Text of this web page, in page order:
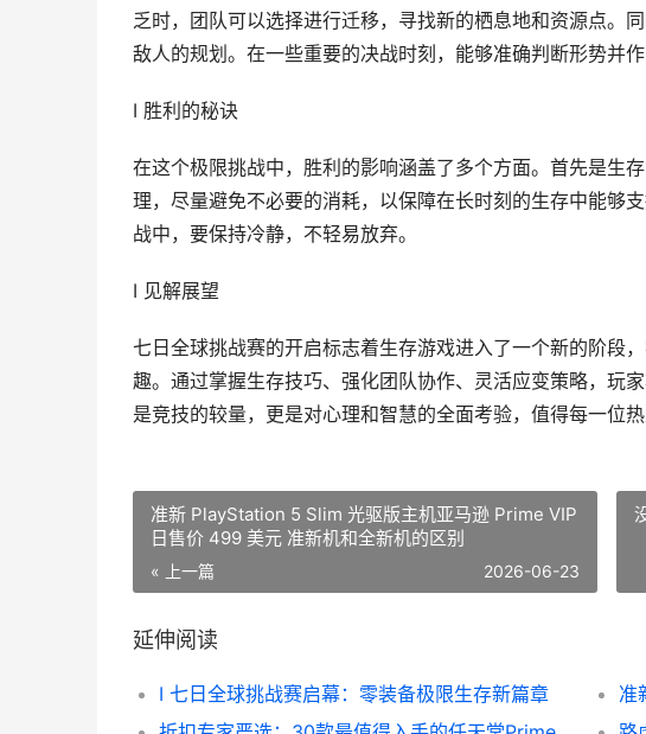
乏时，团队可以选择进行迁移，寻找新的栖息地和资源点。
敌人的规划。在一些重要的决战时刻，能够准确判断形势并
I 胜利的秘诀
在这个极限挑战中，胜利的影响涵盖了多个方面。首先是生
理，尽量避免不必要的消耗，以保障在长时刻的生存中能够
战中，要保持冷静，不轻易放弃。
I 见解展望
七日全球挑战赛的开启标志着生存游戏进入了一个新的阶段
趣。通过掌握生存技巧、强化团队协作、灵活应变策略，玩
是竞技的较量，更是对心理和智慧的全面考验，值得每一位
准新 PlayStation 5 Slim 光驱版主机亚马逊 Prime VIP
日售价 499 美元 准新机和全新机的区别
« 上一篇 2026-06-23
延伸阅读
I 七日全球挑战赛启幕：零装备极限生存新篇章